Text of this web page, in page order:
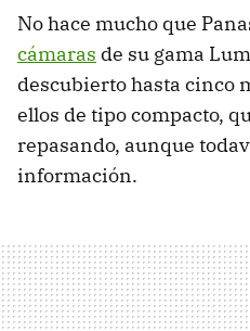
No hace mucho que
cámaras de su gama
descubierto hasta cinco
ellos de tipo compacto,
repasando, aunque
información.